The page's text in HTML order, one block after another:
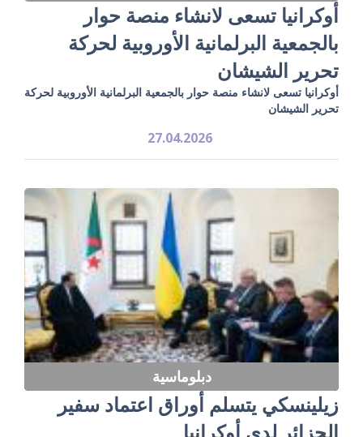
أوكرانيا تسعى لانشاء منصة حوار
بالجمعية البرلمانية الأوروبية لحركة
تحرير الشيشان
أوكرانيا تسعى لانشاء منصة حوار بالجمعية البرلمانية الأوروبية لحركة
تحرير الشيشان
27.04.2026
دبلوماسية
زيلينسكي يتسلم أوراق اعتماد سفير
الجزائر لدى أوكرانيا